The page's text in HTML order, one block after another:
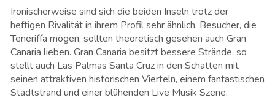
Ironischerweise sind sich die beiden Inseln trotz der
heftigen Rivalität in ihrem Profil sehr ähnlich. Besucher, die
Teneriffa mögen, sollten theoretisch gesehen auch Gran
Canaria lieben. Gran Canaria besitzt bessere Strände, so
stellt auch Las Palmas Santa Cruz in den Schatten mit
seinen attraktiven historischen Vierteln, einem fantastischen
Stadtstrand und einer blühenden Live Musik Szene.